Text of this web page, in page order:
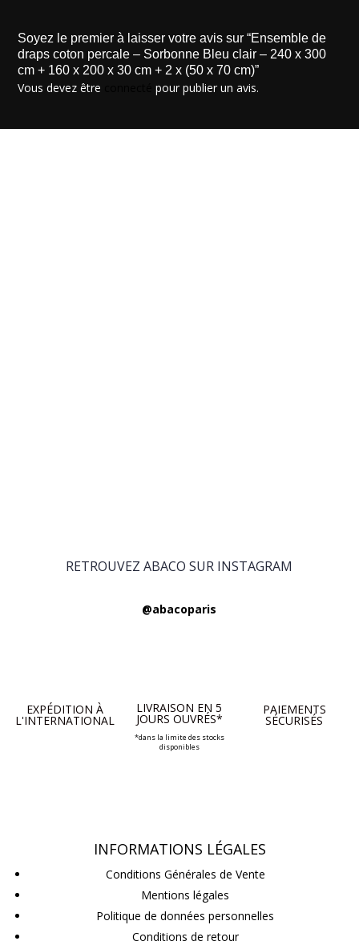
Soyez le premier à laisser votre avis sur “Ensemble de
draps coton percale – Sorbonne Bleu clair – 240 x 300
cm + 160 x 200 x 30 cm + 2 x (50 x 70 cm)”
Vous devez être pour publier un avis.
RETROUVEZ ABACO SUR INSTAGRAM
@abacoparis
EXPÉDITION À
L'INTERNATIONAL
LIVRAISON EN 5
JOURS OUVRÉS*
*dans la limite des stocks
disponibles
PAIEMENTS
SÉCURISÉS
INFORMATIONS LÉGALES
Conditions Générales de Vente
Mentions légales
Politique de données personnelles
Conditions de retour